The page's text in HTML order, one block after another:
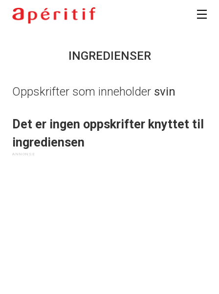
INGREDIENSER
Oppskrifter som inneholder svin
Det er ingen oppskrifter knyttet til
ingrediensen